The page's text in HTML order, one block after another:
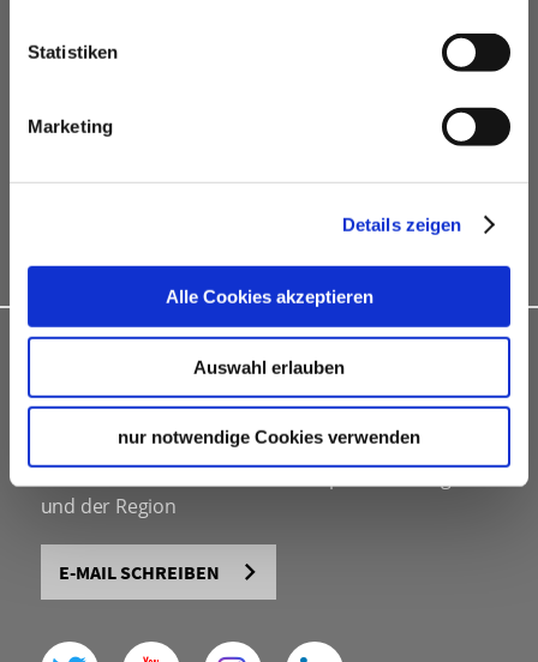
Statistiken
Marketing
Details zeigen
Alle Cookies akzeptieren
Auswahl erlauben
nur notwendige Cookies verwenden
Dienstleistern
Rahmenprogramme
Site Inspections
Werbe- und Informationsmaterial
INDIVIDUELLE BERATUNG
eine Abteilung der Stuttgart-Marketing GmbH
und der Region
E-MAIL SCHREIBEN